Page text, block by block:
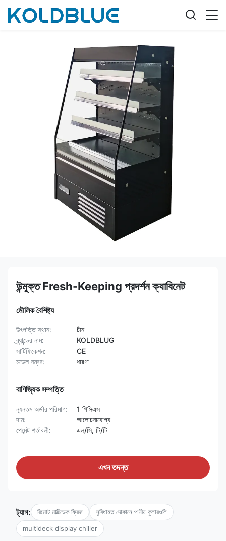
উন্মুক্ত Fresh-Keeping প্রদর্শন ক্যাবিনেট
মৌলিক বৈশিষ্ট্য
উৎপত্তি স্থান:
চীন
ব্র্যান্ডের নাম:
KOLDBLUG
সার্টিফিকেশন:
CE
মডেল নম্বর:
ধারণা
বাণিজ্যিক সম্পত্তি
ন্যূনতম অর্ডার পরিমাণ:
1 পিসিএস
দাম:
আলোচনাযোগ্য
পেমেন্ট শর্তাবলী:
এল/সি, টি/টি
এখন তদন্ত
ট্যাগ: রিমোট মাল্টিডেক ফ্রিজ সুবিধামত দোকানে পানীয় কুলারগুলি
multideck display chiller